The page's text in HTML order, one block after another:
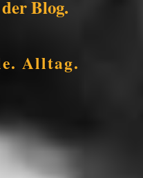
Blog.
Alltag.